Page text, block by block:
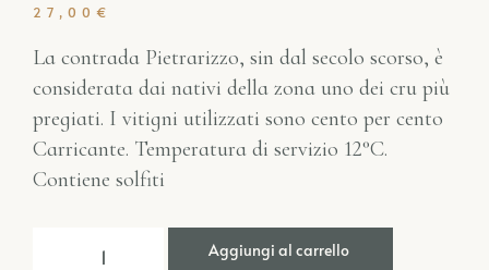
27,00 €
La contrada Pietrarizzo, sin dal secolo scorso, è
considerata dai nativi della zona uno dei cru più
pregiati. I vitigni utilizzati sono cento per cento
Carricante. Temperatura di servizio 12°C.
Contiene solfiti
Aggiungi al carrello